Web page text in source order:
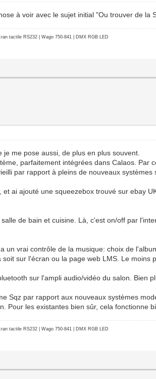
à voir avec le sujet initial "Ou trouver de
tactile RS232 | Wago 750-841 | DMX RGB LED
me pose aussi, de plus en plus souvent.
parfaitement intégrées dans Calaos.
par rapport à pleins de nouveaux systèmes
ai ajouté une squeezebox trouvé sur ebay
de bain et cuisine. Là, c'est on/off par
un vrai contrôle de la musique: choix de
sur l'écran ou la page web LMS. Le moins
sur l'ampli audio/vidéo du salon. Bien
Sqz par rapport aux nouveaux systèmes
Pour les existantes bien sûr, cela fonctionne
tactile RS232 | Wago 750-841 | DMX RGB LED